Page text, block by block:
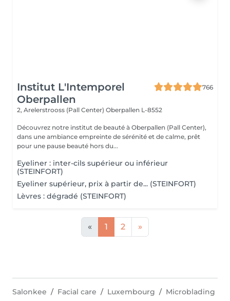
Institut L'Intemporel
Oberpallen
766
2, Arelerstrooss (Pall Center) Oberpallen L-8552
Découvrez notre institut de beauté à Oberpallen (Pall Center),
dans une ambiance empreinte de sérénité et de calme, prêt
pour une pause beauté hors du...
Eyeliner : inter-cils supérieur ou inférieur
(STEINFORT)
Eyeliner supérieur, prix à partir de... (STEINFORT)
Lèvres : dégradé (STEINFORT)
« 1 2 »
Salonkee Facial care Luxembourg Microblading